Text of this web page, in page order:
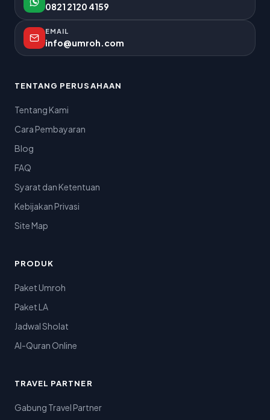
0821 2120 4159
EMAIL
info@umroh.com
TENTANG PERUSAHAAN
Tentang Kami
Cara Pembayaran
Blog
FAQ
Syarat dan Ketentuan
Kebijakan Privasi
Site Map
PRODUK
Paket Umroh
Paket LA
Jadwal Sholat
Al-Quran Online
TRAVEL PARTNER
Gabung Travel Partner